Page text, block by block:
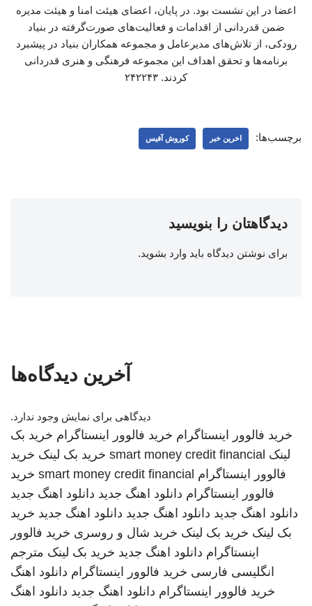
اعضا در این نشست بود. در پایان، اعضای هیئت امنا و هیئت مدیره
ضمن قدردانی از اقدامات و فعالیت‌های صورت‌گرفته در بنیاد
رودکی، از تلاش‌های مدیرعامل و مجموعه همکاران بنیاد در پیشبرد
برنامه‌ها و تحقق اهداف این مجموعه فرهنگی و هنری قدردانی
کردند. ۲۴۲۲۴۳
برچسب‌ها: اخرین خبر کوروش آفیس
دیدگاهتان را بنویسید
برای نوشتن دیدگاه باید وارد بشوید.
آخرین دیدگاه‌ها
دیدگاهی برای نمایش وجود ندارد.
خرید فالوور اینستاگرام خرید فالوور اینستاگرام خرید بک
لینک smart money credit financial خرید بک لینک خرید
فالوور اینستاگرام smart money credit financial خرید
فالوور اینستاگرام دانلود اهنگ جدید دانلود اهنگ جدید
دانلود اهنگ جدید دانلود اهنگ جدید دانلود اهنگ جدید خرید
بک لینک خرید بک لینک خرید شال و روسری خرید فالوور
اینستاگرام دانلود اهنگ جدید خرید بک لینک مترجم
انگلیسی فارسی خرید فالوور اینستاگرام دانلود اهنگ
خرید فالوور اینستاگرام دانلود اهنگ جدید دانلود اهنگ